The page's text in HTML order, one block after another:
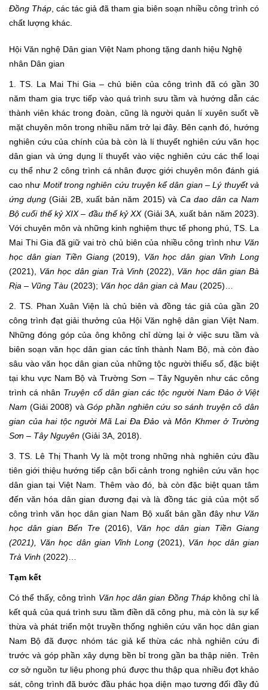
Đồng Tháp, các tác giả đã tham gia biên soạn nhiều công trình có
chất lượng khác.
Hội Văn nghệ Dân gian Việt Nam phong tặng danh hiệu Nghệ
nhân Dân gian
1. TS. La Mai Thi Gia – chủ biên của công trình đã có gần 30
năm tham gia trực tiếp vào quá trình sưu tầm và hướng dẫn các
thành viên khác trong đoàn, cũng là người quản lí xuyên suốt về
mặt chuyên môn trong nhiều năm trở lại đây. Bên cạnh đó, hướng
nghiên cứu của chính của bà còn là lí thuyết nghiên cứu văn học
dân gian và ứng dụng lí thuyết vào việc nghiên cứu các thể loại
cụ thể như 2 công trình cá nhân được giới chuyên môn đánh giá
cao như Motif trong nghiên cứu truyện kể dân gian– Lý thuyết và
ứng dụng (Giải 2B, xuất bản năm 2015) vàCa dao dân ca Nam
Bộ cuối thế kỷ XIX– đầu thế kỷ XX(Giải 3A, xuất bản năm 2023).
Với chuyên môn và những kinh nghiệm thực tế phong phú, TS. La
Mai Thi Gia đã giữ vai trò chủ biên của nhiều công trình như Văn
học dân gian Tiền Giang(2019), Văn học dân gian Vĩnh Long
(2021), Văn học dân gian Trà Vinh (2022), Văn học dân gian Bà
Rịa – Vũng Tàu (2023); Văn học dân gian cà Mau (2025)…
2. TS. Phan Xuân Viện là chủ biên và đồng tác giả của gần 20
công trình đạt giải thưởng của Hội Văn nghệ dân gian Việt Nam.
Những đóng góp của ông không chỉ dừng lại ở việc sưu tầm và
biên soạn văn học dân gian các tỉnh thành Nam Bộ, mà còn đào
sâu vào văn học dân gian của những tộc người thiểu số, đặc biệt
tại khu vực Nam Bộ và Trường Sơn – Tây Nguyên như các công
trình cá nhân Truyện cổ dân gian các tộc người Nam Đảo ở Việt
Nam (Giải 2008) vàGóp phần nghiên cứu so sánh truyện cô dân
gian của hai tộc người Mã Lai Đa Đảo và Môn Khmer ở Trường
Sơn – Tây Nguyên (Giải 3A, 2018).
3. TS. Lê Thị Thanh Vy là một trong những nhà nghiên cứu đầu
tiên giới thiệu hướng tiếp cận bối cảnh trong nghiên cứu văn học
dân gian tại Việt Nam. Thêm vào đó, bà còn đặc biệt quan tâm
đến văn hóa dân gian đương đại và là đồng tác giả của một số
công trình văn học dân gian Nam Bộ xuất bản gần đây như Văn
học dân gian Bến Tre(2016), Văn học dân gian Tiền Giang
(2021), Văn học dân gian Vĩnh Long (2021), Văn học dân gian
Trà Vinh (2022)…
Tạm kết
Có thể thấy, công trình Văn học dân gian Đồng Tháp không chỉ là
kết quả của quá trình sưu tầm điền dã công phu, mà còn là sự kế
thừa và phát triển một truyền thống nghiên cứu văn học dân gian
Nam Bộ đã được nhóm tác giả kế thừa các nhà nghiên cứu đi
trước và góp phần xây dựng bền bỉ trong gần ba thập niên. Trên
cơ sở nguồn tư liệu phong phú được thu thập qua nhiều đợt khảo
sát, công trình đã bước đầu phác họa diện mạo tương đối đầy đủ